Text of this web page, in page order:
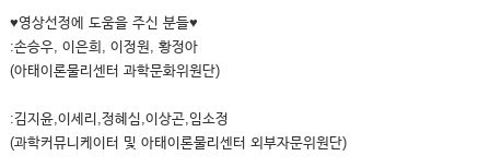
♥영상선정에 도움을 주신 분들♥
:손승우, 이은희, 이정원, 황정아
(아태이론물리센터 과학문화위원단)
:김지윤,이세리,정혜심,이상곤,임소정
(과학커뮤니케이터 및 아태이론물리센터 외부자문위원단)